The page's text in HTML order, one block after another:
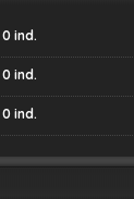
0 ind.
0 ind.
0 ind.